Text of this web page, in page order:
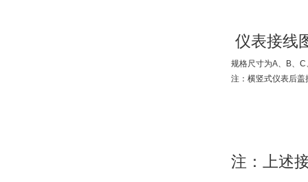
仪表接线
规格尺寸为A、B、
注：横竖式仪表后
注：上述